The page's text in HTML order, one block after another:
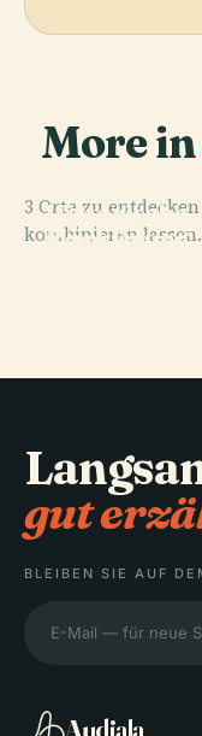
More in
3 Orte zu
kombinieren lassen.
PLACE
Casa De
Historische
Markierung
gut
BLEIBEN SIE AUF
Audiala